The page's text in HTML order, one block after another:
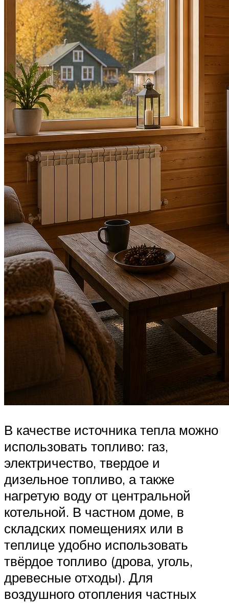
В качестве источника тепла можно
использовать топливо: газ,
электричество, твердое и
дизельное топливо, а также
нагретую воду от центральной
котельной. В частном доме, в
складских помещениях или в
теплице удобно использовать
твёрдое топливо (дрова, уголь,
древесные отходы). Для
воздушного отопления частных